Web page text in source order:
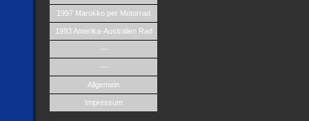
1997 Marokko per Motorrad
1993 Amerika-Australien Rad
---
---
Allgemein
Impressum